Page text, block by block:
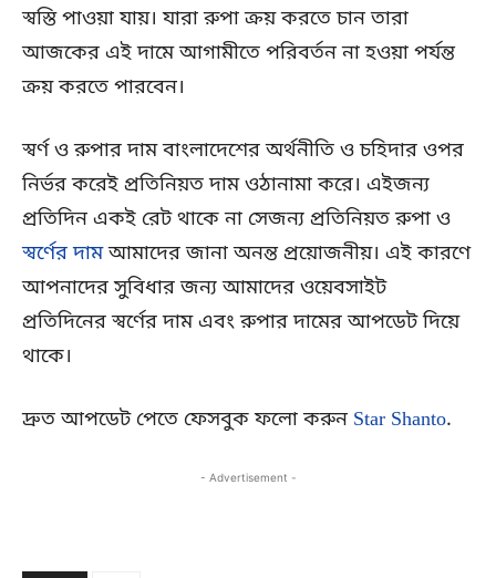
স্বস্তি পাওয়া যায়। যারা রুপা ক্রয় করতে চান তারা
আজকের এই দামে আগামীতে পরিবর্তন না হওয়া পর্যন্ত
ক্রয় করতে পারবেন।
স্বর্ণ ও রুপার দাম বাংলাদেশের অর্থনীতি ও চহিদার ওপর
নির্ভর করেই প্রতিনিয়ত দাম ওঠানামা করে। এইজন্য
প্রতিদিন একই রেট থাকে না সেজন্য প্রতিনিয়ত রুপা ও
স্বর্ণের দামআমাদের জানা অনন্ত প্রয়োজনীয়। এই কারণে
আপনাদের সুবিধার জন্য আমাদের ওয়েবসাইট
প্রতিদিনের স্বর্ণের দাম এবং রুপার দামের আপডেট দিয়ে
থাকে।
দ্রুত আপডেট পেতে ফেসবুক ফলো করুন Star Shanto.
- Advertisement -